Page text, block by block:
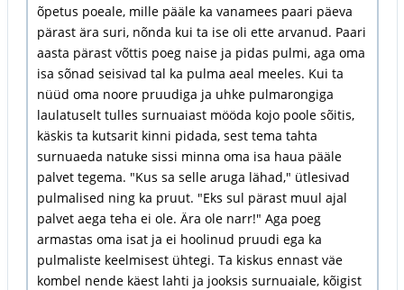
õpetus poeale, mille pääle ka vanamees paari päeva
pärast ära suri, nõnda kui ta ise oli ette arvanud. Paari
aasta pärast võttis poeg naise ja pidas pulmi, aga oma
isa sõnad seisivad tal ka pulma aeal meeles. Kui ta
nüüd oma noore pruudiga ja uhke pulmarongiga
laulatuselt tulles surnuaiast mööda kojo poole sõitis,
käskis ta kutsarit kinni pidada, sest tema tahta
surnuaeda natuke sissi minna oma isa haua pääle
palvet tegema. "Kus sa selle aruga lähad," ütlesivad
pulmalised ning ka pruut. "Eks sul pärast muul ajal
palvet aega teha ei ole. Ära ole narr!" Aga poeg
armastas oma isat ja ei hoolinud pruudi ega ka
pulmaliste keelmisest ühtegi. Ta kiskus ennast väe
kombel nende käest lahti ja jooksis surnuaiale, kõigist